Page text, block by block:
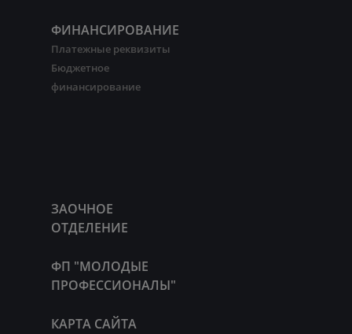
ФИНАНСИРОВАНИЕ
Платежные реквизиты
Бюджетное
финансирование
ЗАОЧНОЕ
ОТДЕЛЕНИЕ
ФП "МОЛОДЫЕ
ПРОФЕССИОНАЛЫ"
КАРТА САЙТА